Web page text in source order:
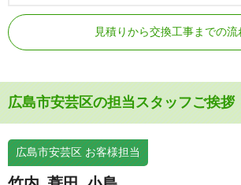
見積りから交換工事までの流
広島市安芸区の担当スタッフご挨拶
広島市安芸区 お客様担当